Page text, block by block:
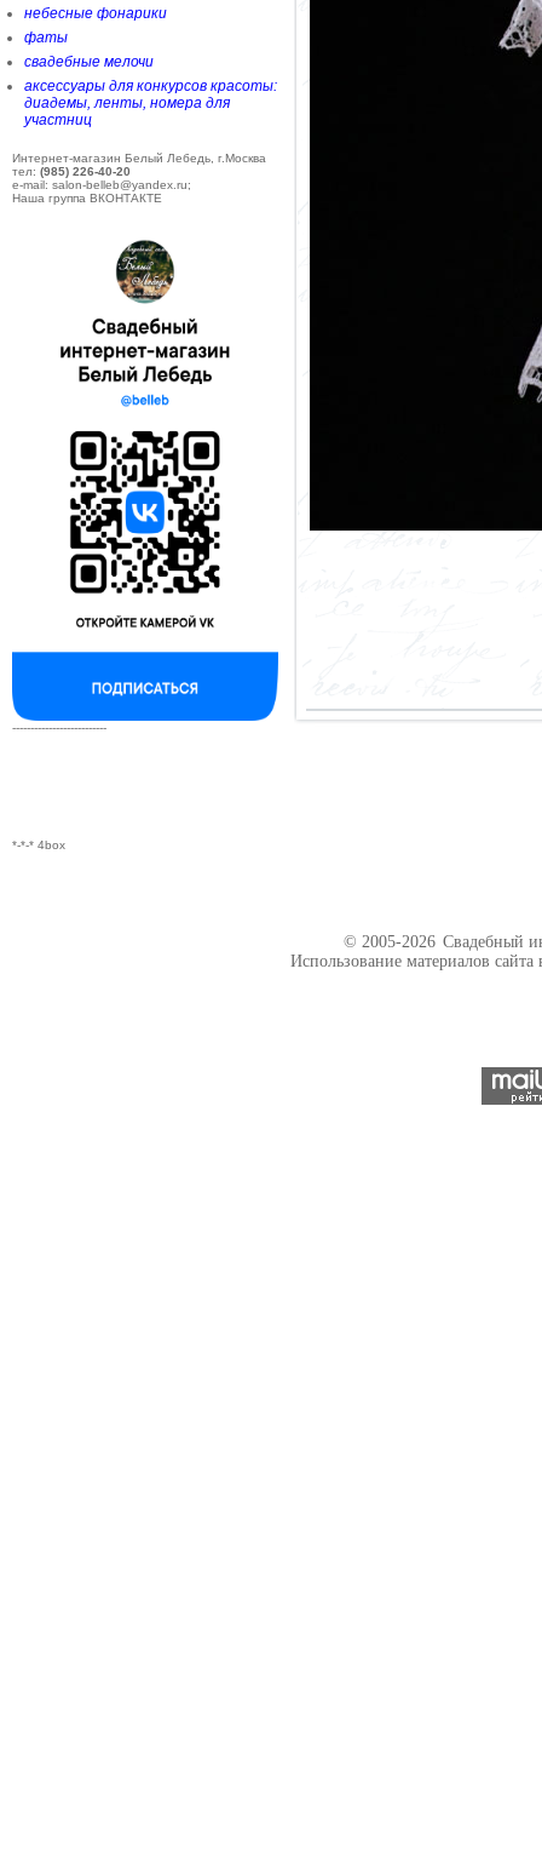
небесные фонарики
фаты
свадебные мелочи
аксессуары для конкурсов красоты:
диадемы, ленты, номера для
участниц
Интернет-магазин Белый Лебедь, г.Москва
тел: (985) 226-40-20
e-mail: salon-belleb@yandex.ru;
Наша группа ВКОНТАКТЕ
--------------------------
*-*-* 4box
© 2005-2026 Свадебный
Использование материалов